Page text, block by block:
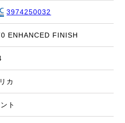
3974250032
ENHANCED FINISH
カ
ト